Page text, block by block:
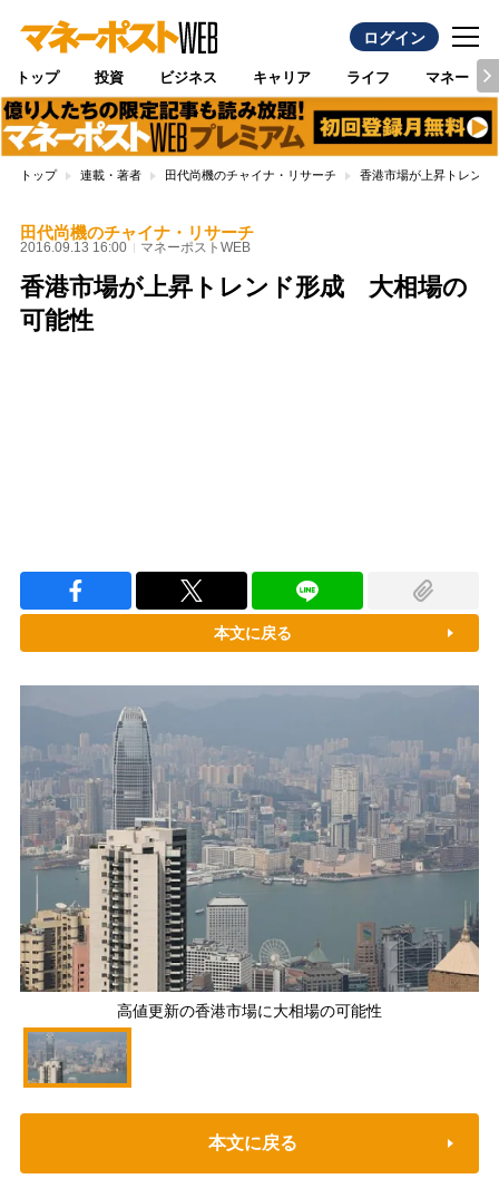
ログイン
トップ 投資 ビジネス キャリア ライフ マネー
トップ 連載・著者 田代尚機のチャイナ・リサーチ 香港市場が上昇トレン
田代尚機のチャイナ・リサーチ
2016.09.13 16:00 マネーポストWEB
香港市場が上昇トレンド形成 大相場の
可能性
本文に戻る
高値更新の香港市場に大相場の可能性
本文に戻る